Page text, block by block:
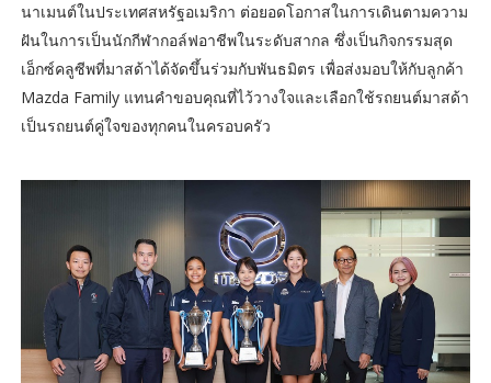
นาเมนต์ในประเทศสหรัฐอเมริกา ต่อยอดโอกาสในการเดินตามความ
ฝันในการเป็นนักกีฬากอล์ฟอาชีพในระดับสากล ซึ่งเป็นกิจกรรมสุด
เอ็กซ์คลูซีพที่มาสด้าได้จัดขึ้นร่วมกับพันธมิตร เพื่อส่งมอบให้กับลูกค้า
Mazda Family แทนคำขอบคุณที่ไว้วางใจและเลือกใช้รถยนต์มาสด้า
เป็นรถยนต์คู่ใจของทุกคนในครอบครัว